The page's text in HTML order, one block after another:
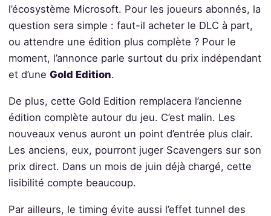
l’écosystème Microsoft. Pour les joueurs abonnés, la
question sera simple : faut-il acheter le DLC à part,
ou attendre une édition plus complète ? Pour le
moment, l’annonce parle surtout du prix indépendant
et d’une Gold Edition.
De plus, cette Gold Edition remplacera l’ancienne
édition complète autour du jeu. C’est malin. Les
nouveaux venus auront un point d’entrée plus clair.
Les anciens, eux, pourront juger Scavengers sur son
prix direct. Dans un mois de juin déjà chargé, cette
lisibilité compte beaucoup.
Par ailleurs, le timing évite aussi l’effet tunnel des